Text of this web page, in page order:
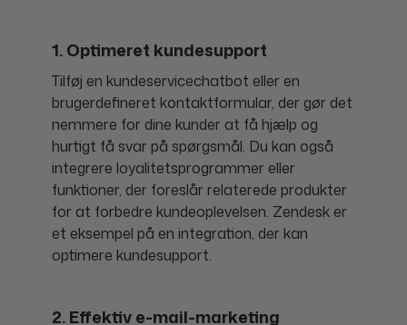
1. Optimeret kundesupport
Tilføj en kundeservicechatbot eller en
brugerdefineret kontaktformular, der gør det
nemmere for dine kunder at få hjælp og
hurtigt få svar på spørgsmål. Du kan også
integrere loyalitetsprogrammer eller
funktioner, der foreslår relaterede produkter
for at forbedre kundeoplevelsen. Zendesk er
et eksempel på en integration, der kan
optimere kundesupport.
2. Effektiv e-mail-marketing